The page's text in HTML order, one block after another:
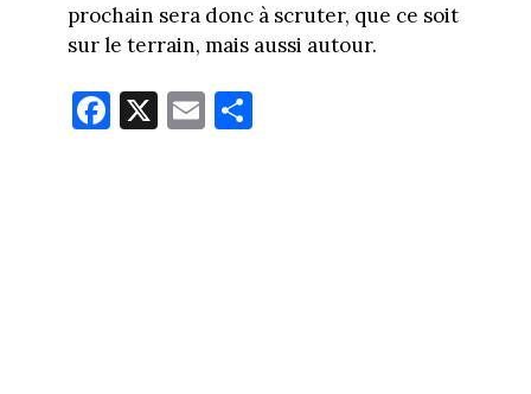
prochain sera donc à scruter, que ce soit
sur le terrain, mais aussi autour.
Fa
ce
X E
m
Pa